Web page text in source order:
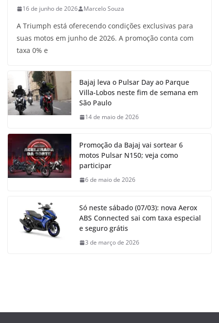
16 de junho de 2026 Marcelo Souza
A Triumph está oferecendo condições exclusivas para
suas motos em junho de 2026. A promoção conta com
taxa 0% e
Bajaj leva o Pulsar Day ao Parque
Villa-Lobos neste fim de semana em
São Paulo
14 de maio de 2026
Promoção da Bajaj vai sortear 6
motos Pulsar N150; veja como
participar
6 de maio de 2026
Só neste sábado (07/03): nova Aerox
ABS Connected sai com taxa especial
e seguro grátis
3 de março de 2026